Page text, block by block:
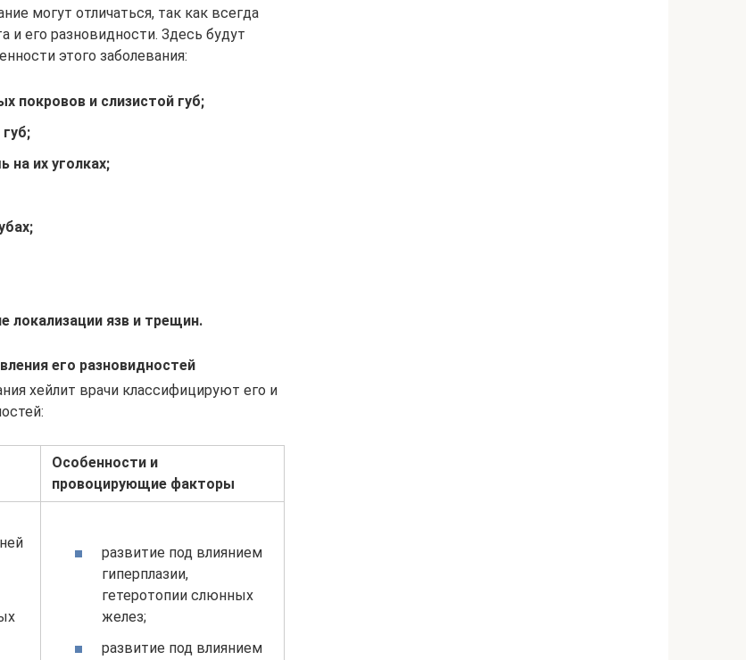
могут отличаться, так как всегда
и его разновидности. Здесь будут
этого заболевания:
покровов и слизистой губ;
на их уголках;
локализации язв и трещин.
его разновидностей
хейлит врачи классифицируют его и
Особенности и
провоцирующие факторы
развитие под влиянием
гиперплазии,
гетеротопии слюнных
желез;
развитие под влиянием